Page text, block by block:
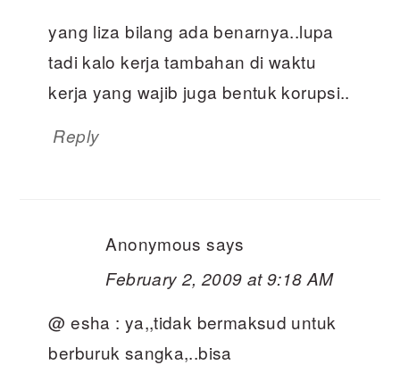
yang liza bilang ada benarnya..lupa
tadi kalo kerja tambahan di waktu
kerja yang wajib juga bentuk korupsi..
Reply
Anonymous says
February 2, 2009 at 9:18 AM
@ esha : ya,,tidak bermaksud untuk
berburuk sangka,..bisa